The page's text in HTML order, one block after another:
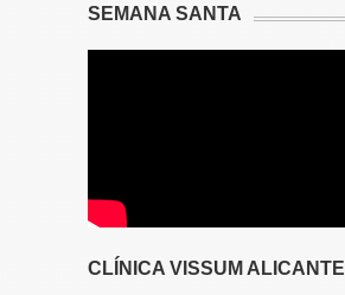
SEMANA SANTA
CLÍNICA VISSUM ALICANTE